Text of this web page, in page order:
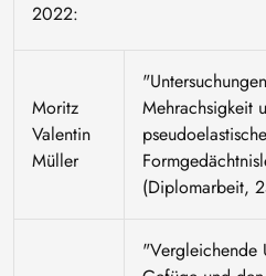
2022:
Moritz
Valentin
Müller
Mehrachsigkeit
(Diplomarbeit,
"Vergleichende